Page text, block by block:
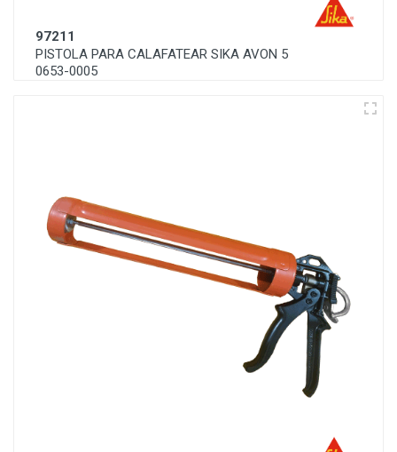
97211
PISTOLA PARA CALAFATEAR SIKA AVON 5
0653-0005